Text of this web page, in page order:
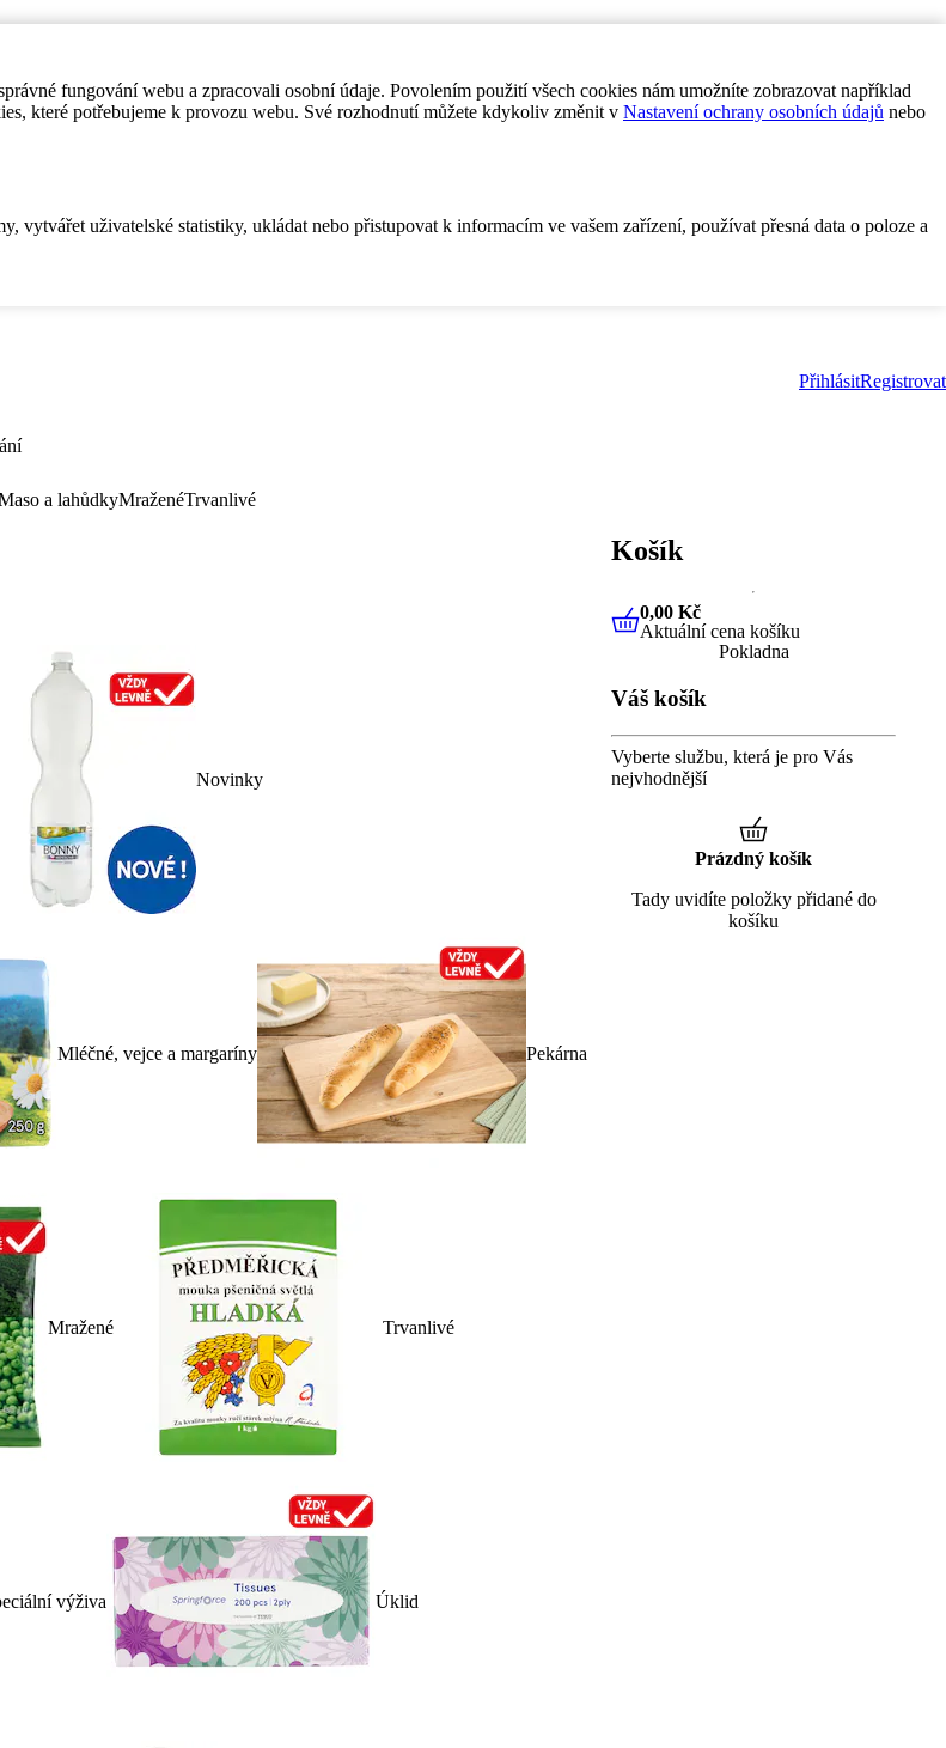
fungování webu a zpracovali osobní údaje. Povolením použití všech cookies nám umožníte zobrazovat například
které potřebujeme k provozu webu. Své rozhodnutí můžete kdykoliv změnit v Nastavení ochrany osobních údajů nebo
vytvářet uživatelské statistiky, ukládat nebo přistupovat k informacím ve vašem zařízení, používat přesná data o poloze a
PřihlásitRegistrovat
a lahůdkyMraženéTrvanlivé
Novinky
Mléčné, vejce a margaríny Pekárna
Mražené Trvanlivé
výživa Úklid
Košík
0,00 KčAktuální cena košíku
0,00 Kč
Aktuální cena košíku
Pokladna
Váš košík
Vyberte službu, která je pro Vás
nejvhodnější
Prázdný košík
Tady uvidíte položky přidané do
košíku